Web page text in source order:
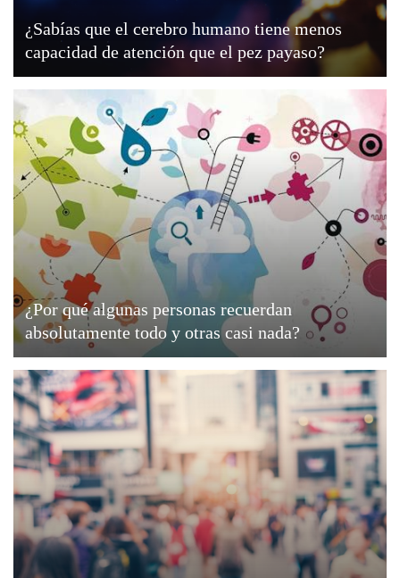
¿Sabías que el cerebro humano tiene menos
capacidad de atención que el pez payaso?
¿Por qué algunas personas recuerdan
absolutamente todo y otras casi nada?